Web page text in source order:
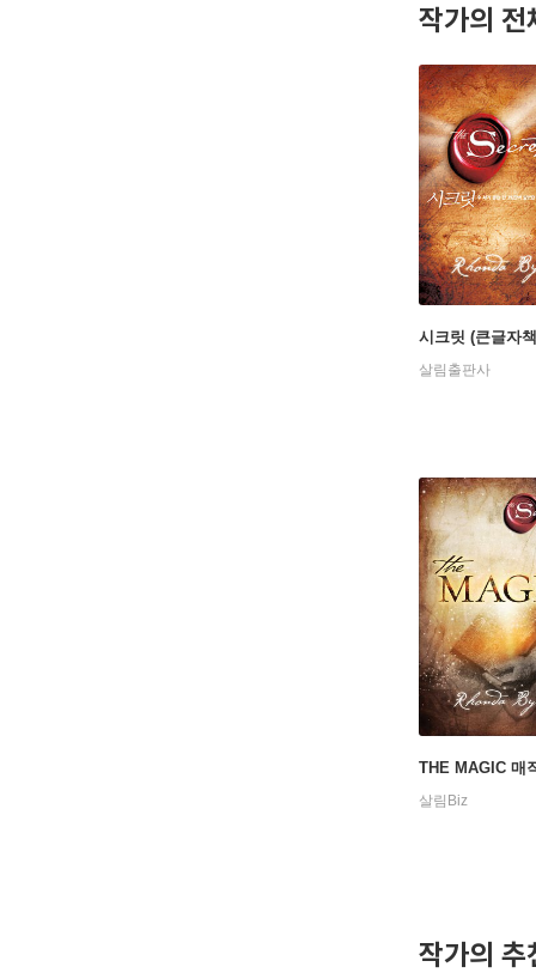
작가의 전
시크릿 (큰글자
살림출판사
THE MAGIC 매
살림Biz
작가의 추